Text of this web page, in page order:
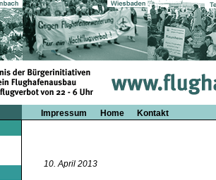
Impressum Home
Kontakt
10. April 2013